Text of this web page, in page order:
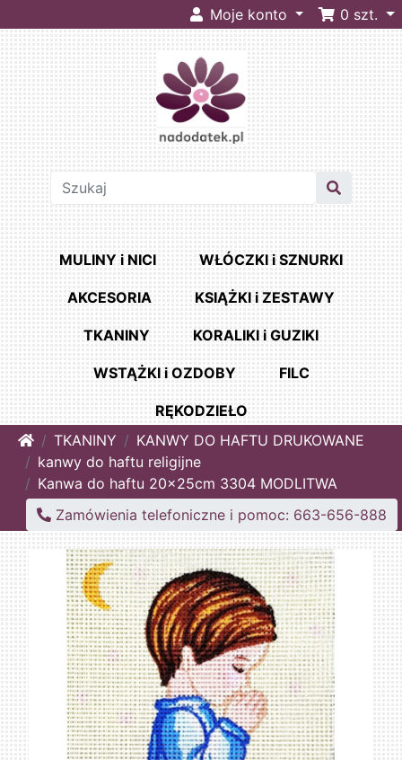
Moje konto 0 szt.
MULINY i NICI WŁÓCZKI i SZNURKI
AKCESORIA KSIĄŻKI i ZESTAWY
TKANINY KORALIKI i GUZIKI
WSTĄŻKI i OZDOBY FILC
RĘKODZIEŁO
HomeTKANINY
KANWY DO HAFTU DRUKOWANE
kanwy do haftu religijne
Kanwa do haftu 20x25cm 3304 MODLITWA
Zamówienia telefoniczne i pomoc: 663-656-888